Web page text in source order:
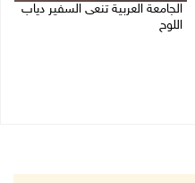
الجامعة العربية تنعى السفير دياب
اللوح